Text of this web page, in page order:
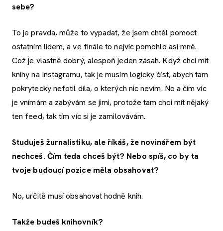
sebe?
To je pravda, může to vypadat, že jsem chtěl pomoct
ostatním lidem, a ve finále to nejvíc pomohlo asi mně.
Což je vlastně dobrý, alespoň jeden zásah. Když chci mít
knihy na Instagramu, tak je musím logicky číst, abych tam
pokrytecky nefotil díla, o kterých nic nevím. No a čím víc
je vnímám a zabývám se jimi, protože tam chci mít nějaký
ten feed, tak tím víc si je zamilovávám.
Studuješ žurnalistiku, ale říkáš, že novinářem být
nechceš. Čím teda chceš být? Nebo spíš, co by ta
tvoje budoucí pozice měla obsahovat?
No, určitě musí obsahovat hodně knih.
Takže budeš knihovník?